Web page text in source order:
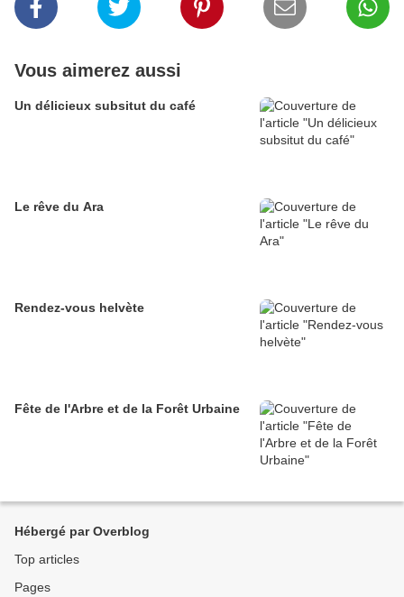
Vous aimerez aussi
Un délicieux subsitut du café
Le rêve du Ara
Rendez-vous helvète
Fête de l'Arbre et de la Forêt Urbaine
Hébergé par Overblog
Top articles
Pages